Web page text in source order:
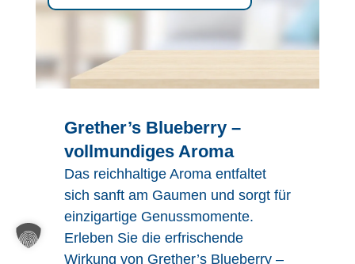
Grether’s Blueberry –
vollmundiges Aroma
Das reichhaltige Aroma entfaltet
sich sanft am Gaumen und sorgt für
einzigartige Genussmomente.
Erleben Sie die erfrischende
Wirkung von Grether’s Blueberry –